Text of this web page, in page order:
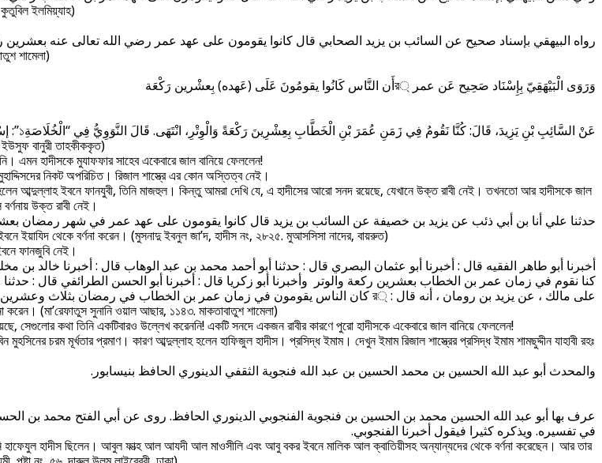
ইলমিয়্যাহ)
رواه البيهقي بإسناد صحيح عن السائب بن يزيد الصحابي قال كانوا يقومون على عهد عمر رضي الله تعالى عنه بعشرين
শামেলা)
وَرَوَى الْبَيْهَقِيّ بِإِسْنَاد صَحِيح عَن عمر ্রأَن النَّاس كَانُوا يقومُونَ عَلَى (عَهده) بِعشْرين رَكْعَة
عَنْ السَّائِبِ بْنِ يَزِيدَ، قَالَ: كُنَّا نَقُومُ فِي زَمَنِ عُمَرَ بْنِ الْخَطَّابِ بِعِشْرِينَ رَكْعَةً وَالْوِتْرِ، انْتَهَى. قَالَ النَّوَوِيُّ فِي “الْخُلَاصَةِ১”: إسْنَادُهُ صَحِيحٌ،
ইউসুফ বানুরী তাহকীককৃত)
এমন হাদীসকে মুযাফফার সাহেব একেবারে জাল বানিয়ে ফেললেন!
নিকট অপরিচিত। রিজাল শাস্ত্রে এর কোন অস্তিত্ব নেই।
আব্দুল্লাহ ইবনে ফানযুবী, তিনি মাজহুল। কিন্তু আমরা দেখি যে, এ হাদীসের আরো সনদ রয়েছে, যেখানে উক্ত রাবী নেই। তখনতো আর হাদীসকে জাল
উক্ত রাবী নেই।
حدثنا علي أنا بن أبي ذئب عن يزيد بن خصيفة عن السائب بن يزيد قال كانوا يقومون على عهد عمر في شهر رمضان
ইয়াযিদ থেকে বর্ণনা করেন। (মুসনাদু ইবনুল জা’দ, হাদীস নং, ২৮২৫. মুআসসিসা নাদের, বায়রুত)
ফানজুবি নেই।
كنا نقوم في زمان عمر بن الخطاب بعشرين ركعة والوتر وأخبرنا أبو زكريا قال : أخبرنا أبو الحسن الطرائفي قال :
على مالك ، عن يزيد بن رومان ، أنه قال : ্র كان الناس يقومون في زمان عمر بن الخطاب في رمضان بثلاث وعشرين ركعة
করেন। (মা’রেফাতুস সুনানি ওয়াল আছার, ১১৪৩. মাকতাবাতুশ শামেলা)
সেগুলোর কথা তিনি একটিবারও উল্লেখ করেননি! একটি সনদে একজন রাবীর কারণে পুরো হাদীসকে একেবারে জাল বানিয়ে ফেললেন!
চরম মূর্খতার প্রমাণ। কারণ আব্দুল্লাহ হলেন হাফিজুল হাদীস। প্রসিদ্ধ ইমাম। দেখুন ইমাম রিজাল শাস্ত্রের প্রসিদ্ধ ইমাম শামছুদ্দীন যাহাবী রহঃ
والمحدث أبو عبد الله الحسين بن محمد الحسين بن عبد الله فنجوية الثقفي الدينوري الحافظ بنيسابور.
عرف بها أبو عبد الله الحسين محمد بن الحسين بن فنجوية الفنجوبي الدينوري الحافظ. روى عن أبي الفتح محمد بن
في تفسيره. ويذكره كثيرا فيقول أخبرنا الفنجوبي.
হাফেযুল হাদীস ছিলেন। আবুল ফাত্হ আল আযদী আল মাওসীলি এবং আবু বকর ইবনে মালিক আল ক্বাতিয়ীসহ অন্যান্যদের থেকে বর্ণনা করেছেন। আর তার